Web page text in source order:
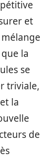
et
la
se
triviale,
la
de